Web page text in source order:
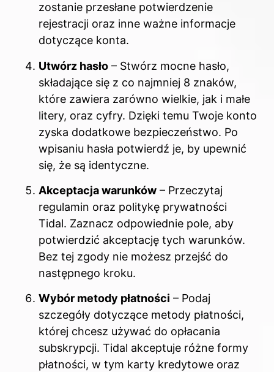
zostanie przesłane potwierdzenie
rejestracji oraz inne ważne informacje
dotyczące konta.
Utwórz hasło – Stwórz mocne hasło,
składające się z co najmniej 8 znaków,
które zawiera zarówno wielkie, jak i małe
litery, oraz cyfry. Dzięki temu Twoje konto
zyska dodatkowe bezpieczeństwo. Po
wpisaniu hasła potwierdź je, by upewnić
się, że są identyczne.
Akceptacja warunków – Przeczytaj
regulamin oraz politykę prywatności
Tidal. Zaznacz odpowiednie pole, aby
potwierdzić akceptację tych warunków.
Bez tej zgody nie możesz przejść do
następnego kroku.
Wybór metody płatności – Podaj
szczegóły dotyczące metody płatności,
której chcesz używać do opłacania
subskrypcji. Tidal akceptuje różne formy
płatności, w tym karty kredytowe oraz